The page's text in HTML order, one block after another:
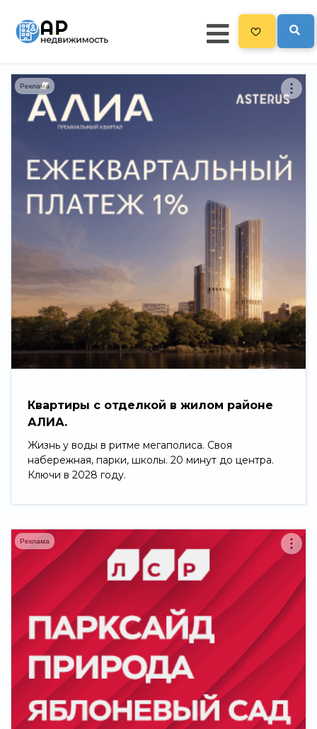
Главная
Все новостройки 3300
Блог
Черный список ЖК
Политика конфиденциальности
Квартиры с отделкой в жилом районе
АЛИА.
Жизнь у воды в ритме мегаполиса. Своя
набережная, парки, школы. 20 минут до центра.
Ключи в 2028 году.
Реклама
Реклама